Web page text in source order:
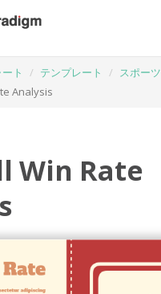
ト テンプレート
スポーツ
Analysis
Win Rate